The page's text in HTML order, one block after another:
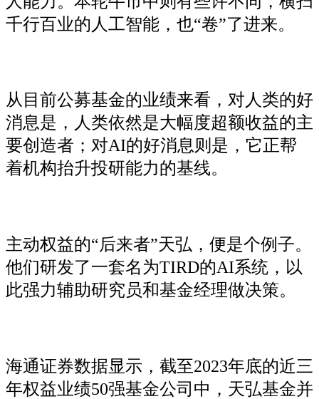
千行百业的人工智能，也“卷”了进来。
从目前公募基金的业绩来看，对人类的好
消息是，人类依然是大幅度超额收益的主
要创造者；对AI的好消息则是，它正帮
着机构抬升投研能力的基线。
主动权益的“后来者”天弘，便是个例子。
他们研发了一套名为TIRD的AI系统，以
此强力辅助研究员和基金经理做决策。
海通证券数据显示，截至2023年底的近三
年权益业绩50强基金公司中，天弘基金并